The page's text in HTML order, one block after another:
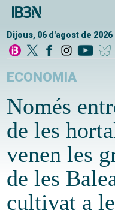
Dijous, 06 d'agost de 2026
ECONOMIA
Només
de les
venen les
de les
cultivat a